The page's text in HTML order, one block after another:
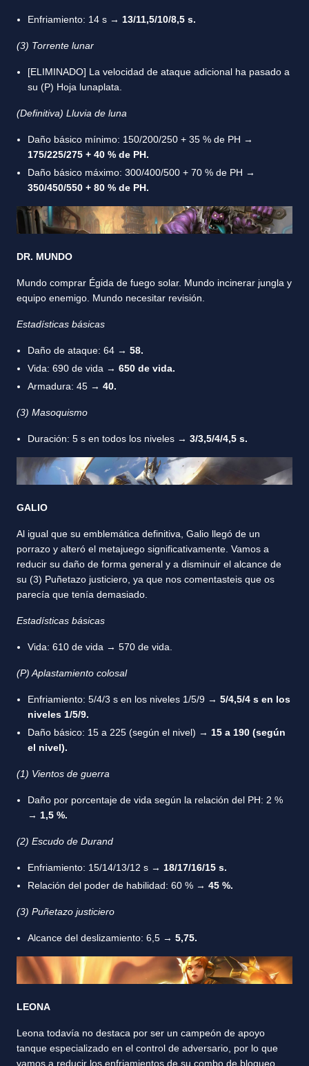
Enfriamiento: 14 s → 13/11,5/10/8,5 s.
(3) Torrente lunar
[ELIMINADO] La velocidad de ataque adicional ha pasado a
su (P) Hoja lunaplata.
(Definitiva) Lluvia de luna
Daño básico mínimo: 150/200/250 + 35 % de PH →
175/225/275 + 40 % de PH.
Daño básico máximo: 300/400/500 + 70 % de PH →
350/450/550 + 80 % de PH.
DR. MUNDO
Mundo comprar Égida de fuego solar. Mundo incinerar jungla y
equipo enemigo. Mundo necesitar revisión.
Estadísticas básicas
Daño de ataque: 64 → 58.
Vida: 690 de vida → 650 de vida.
Armadura: 45 → 40.
(3) Masoquismo
Duración: 5 s en todos los niveles → 3/3,5/4/4,5 s.
GALIO
Al igual que su emblemática definitiva, Galio llegó de un
porrazo y alteró el metajuego significativamente. Vamos a
reducir su daño de forma general y a disminuir el alcance de
su (3) Puñetazo justiciero, ya que nos comentasteis que os
parecía que tenía demasiado.
Estadísticas básicas
Vida: 610 de vida → 570 de vida.
(P) Aplastamiento colosal
Enfriamiento: 5/4/3 s en los niveles 1/5/9 → 5/4,5/4 s en los
niveles 1/5/9.
Daño básico: 15 a 225 (según el nivel) → 15 a 190 (según
el nivel).
(1) Vientos de guerra
Daño por porcentaje de vida según la relación del PH: 2 %
→ 1,5 %.
(2) Escudo de Durand
Enfriamiento: 15/14/13/12 s → 18/17/16/15 s.
Relación del poder de habilidad: 60 % → 45 %.
(3) Puñetazo justiciero
Alcance del deslizamiento: 6,5 → 5,75.
LEONA
Leona todavía no destaca por ser un campeón de apoyo
tanque especializado en el control de adversario, por lo que
vamos a reducir los enfriamientos de su combo de bloqueo.